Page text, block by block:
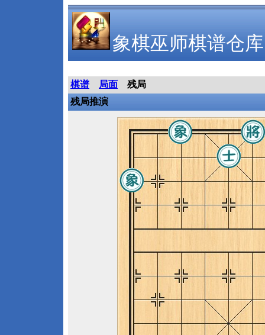
象棋巫师棋谱仓库
棋谱 局面
残局
残局推演